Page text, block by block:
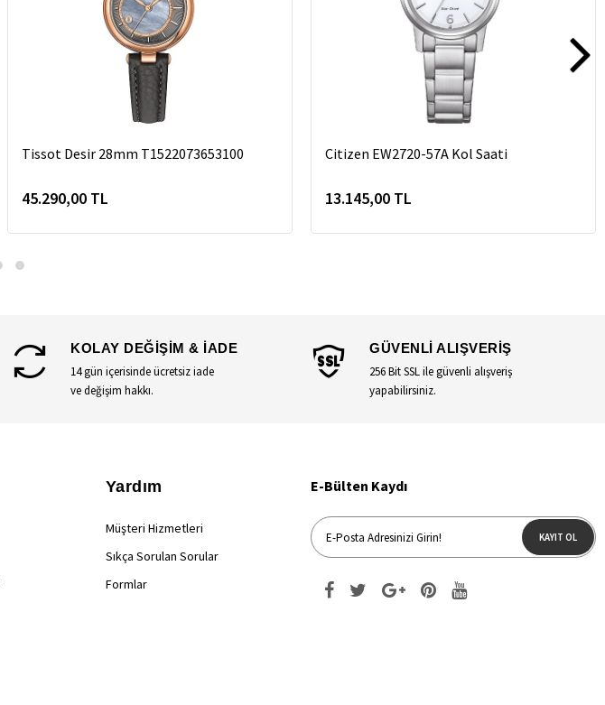
Tissot Desir 28mm T1522073653100
45.290,00 TL
Citizen EW2720-57A Kol Saati
13.145,00 TL
KOLAY DEĞİŞİM & İADE
14 gün içerisinde ücretsiz iade
ve değişim hakkı.
GÜVENLİ ALIŞVERİŞ
256 Bit SSL ile güvenli alışveriş
yapabilirsiniz.
Yardım
Müşteri Hizmetleri
Sıkça Sorulan Sorular
Formlar
E-Bülten Kaydı
KAYIT OL